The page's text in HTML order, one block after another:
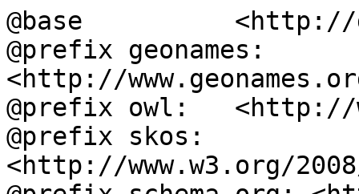
@base          <http://
@prefix geonames:
<http://
@prefix owl:   <http://
@prefix skos:
<http://www.w3.org/